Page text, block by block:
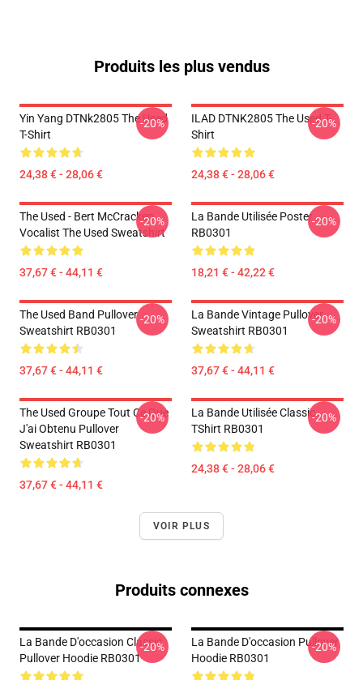
Produits les plus vendus
Yin Yang DTNk2805 The Used
T-Shirt
24,38 € - 28,06 €
-20%
ILAD DTNK2805 The Used T-
Shirt
24,38 € - 28,06 €
-20%
The Used - Bert McCracken
Vocalist The Used Sweatshirt
37,67 € - 44,11 €
-20%
La Bande Utilisée Poster
RB0301
18,21 € - 42,22 €
-20%
The Used Band Pullover
Sweatshirt RB0301
37,67 € - 44,11 €
-20%
La Bande Vintage Pullover
Sweatshirt RB0301
37,67 € - 44,11 €
-20%
The Used Groupe Tout Ce Que
J'ai Obtenu Pullover
Sweatshirt RB0301
37,67 € - 44,11 €
-20%
La Bande Utilisée Classic
TShirt RB0301
24,38 € - 28,06 €
-20%
VOIR PLUS
Produits connexes
La Bande D'occasion Classic
Pullover Hoodie RB0301
-20%
La Bande D'occasion Pullover
Hoodie RB0301
-20%